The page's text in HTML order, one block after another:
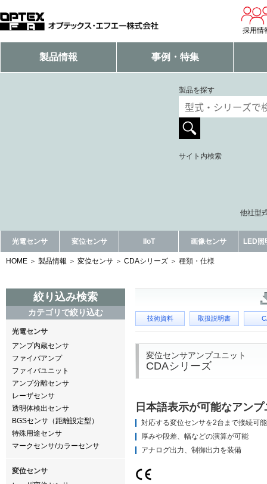
採用情
製品情報 事例・特集
製品を探す
サイト内検索
他社型
光電センサ 変位センサ IIoT 画像センサ LED照
HOME 製品情報 変位センサ CDAシリーズ 種類・仕様
絞り込み検索
カテゴリで絞り込む
光電センサ
アンプ内蔵センサ
ファイバアンプ
ファイバユニット
アンプ分離センサ
レーザセンサ
透明体検出センサ
BGSセンサ（距離設定型）
特殊用途センサ
マークセンサ/カラーセンサ
変位センサ
技術資料 取扱説明書
変位センサアンプユニット
CDAシリーズ
日本語表示が可能なアン
対応する変位センサを2台まで接続可能
厚みや段差、幅などの演算が可能
アナログ出力、制御出力を装備